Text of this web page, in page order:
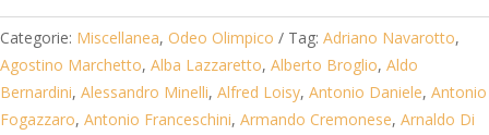
30,00 €.15,00 €.
Categorie: Miscellanea, Odeo Olimpico Tag: Adriano Navarotto,
Agostino Marchetto, Alba Lazzaretto, Alberto Broglio, Aldo
Bernardini, Alessandro Minelli, Alfred Loisy, Antonio Daniele, Antonio
Fogazzaro, Antonio Franceschini, Armando Cremonese, Arnaldo Di